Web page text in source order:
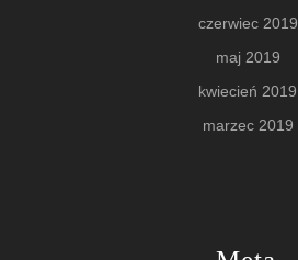
czerwiec 2019
maj 2019
kwiecień 2019
marzec 2019